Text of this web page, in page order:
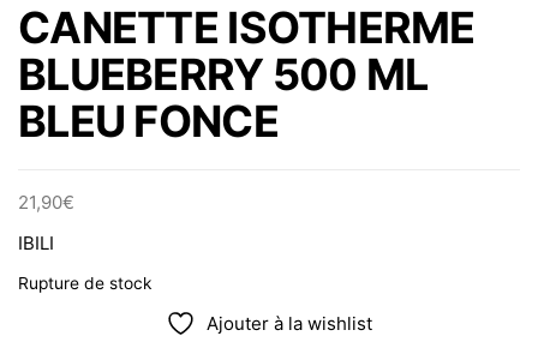
CANETTE ISOTHERME
BLUEBERRY 500 ML
BLEU FONCE
21,90€
IBILI
Rupture de stock
Ajouter à la wishlist